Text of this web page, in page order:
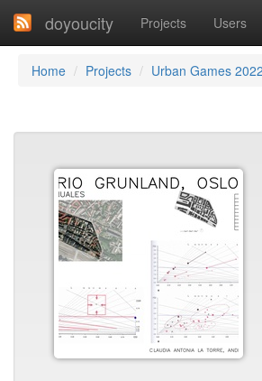
doyoucity Projects Users
Home Projects Urban Games 2022